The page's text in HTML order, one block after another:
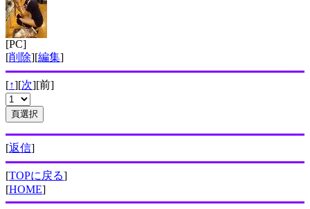
[PC]
[削除][編集]
[↑][次][前]
[返信]
[TOPに戻る]
[HOME]